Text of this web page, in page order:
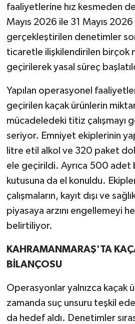
faaliyetlerine hız kesmeden
Mayıs 2026 ile 31 Mayıs
gerçekleştirilen denetimler
ticaretle ilişkilendirilen birçok
geçirilerek yasal süreç
Yapılan operasyonel
geçirilen kaçak ürünlerin
mücadeledeki titiz çalışmayı
seriyor. Emniyet ekiplerinin
litre etil alkol ve 320 paket
ele geçirildi. Ayrıca 500 adet
kutusuna da el konuldu.
çalışmaların, kayıt dışı ve
piyasaya arzını engellemeyi
belirtiliyor.
KAHRAMANMARAŞ'TA
BİLANÇOSU
Operasyonlar yalnızca kaçak
zamanda suç unsuru teşkil
da hedef aldı. Denetimler
KAHRAMANMARAŞ